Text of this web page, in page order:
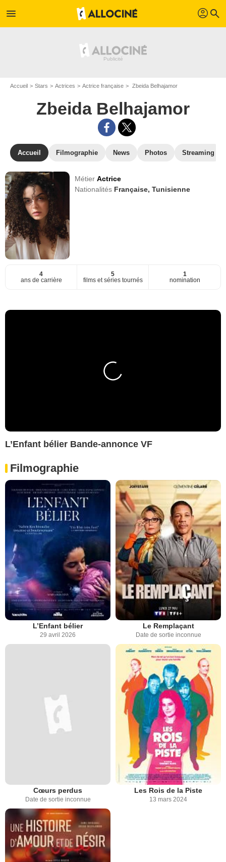
menu profil search
Accueil Stars Actrices Actrice française Zbeida Belhajamor
Zbeida Belhajamor
Accueil Filmographie News Photos Streaming
MétierActrice
Nationalités Française, Tunisienne
4
ans de carrière
5
films et séries tournés
1
nomination
L’Enfant bélier Bande-annonce VF
Filmographie
L’Enfant bélier
29 avril 2026
Le Remplaçant
Date de sortie inconnue
Cœurs perdus
Date de sortie inconnue
Les Rois de la Piste
13 mars 2024